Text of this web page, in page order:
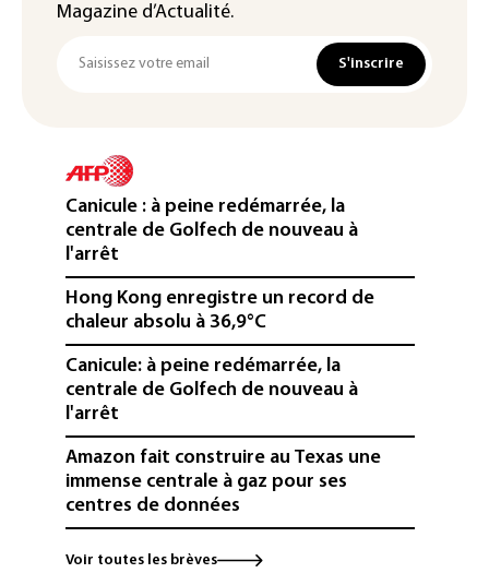
Magazine d’Actualité.
S'inscrire
Canicule : à peine redémarrée, la
centrale de Golfech de nouveau à
l'arrêt
Hong Kong enregistre un record de
chaleur absolu à 36,9°C
Canicule: à peine redémarrée, la
centrale de Golfech de nouveau à
l'arrêt
Amazon fait construire au Texas une
immense centrale à gaz pour ses
centres de données
L'UE demande à Meta et TikTok de
renforcer la surveillance et la
Voir toutes les brèves